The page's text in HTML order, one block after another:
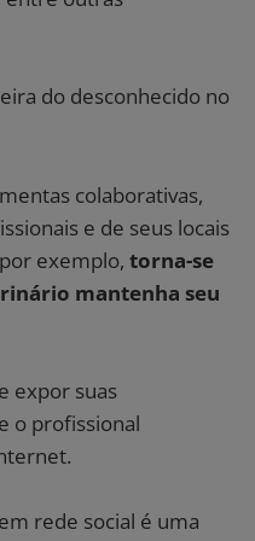
do desconhecido no
colaborativas,
e de seus locais
exemplo, torna-se
mantenha seu
expor suas
o profissional
rede social é uma